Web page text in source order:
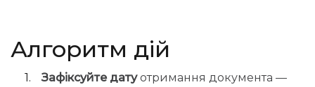
Алгоритм дій
Зафіксуйте датуотримання документа —